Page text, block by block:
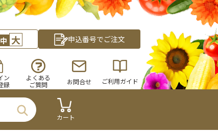
中 大 申込番号でご注文
ン
録
よくある
ご質問
お問合せ ご利用ガイド
カート